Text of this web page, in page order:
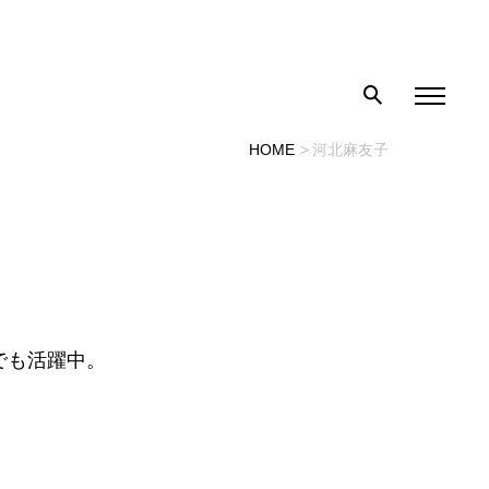
HOME 河北麻友子
活躍中。